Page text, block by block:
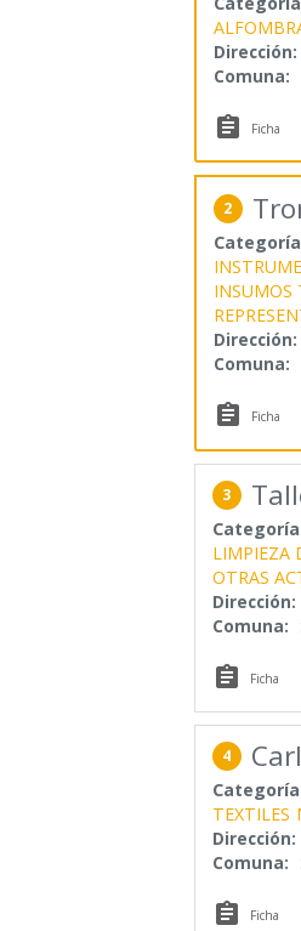
Dirección:
Comuna:
 Ficha
2
INSUMOS
Dirección:
Comuna:
 Ficha
3
LIMPIEZA
OTRAS
Dirección:
Comuna:
 Ficha
4
TEXTILES
Dirección:
Comuna:
 Ficha